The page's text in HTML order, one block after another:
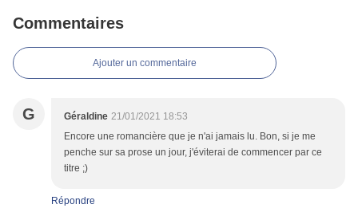
Commentaires
Ajouter un commentaire
G Géraldine 21/01/2021 18:53
Encore une romancière que je n'ai jamais lu. Bon, si je me
penche sur sa prose un jour, j'éviterai de commencer par ce
titre ;)
Répondre